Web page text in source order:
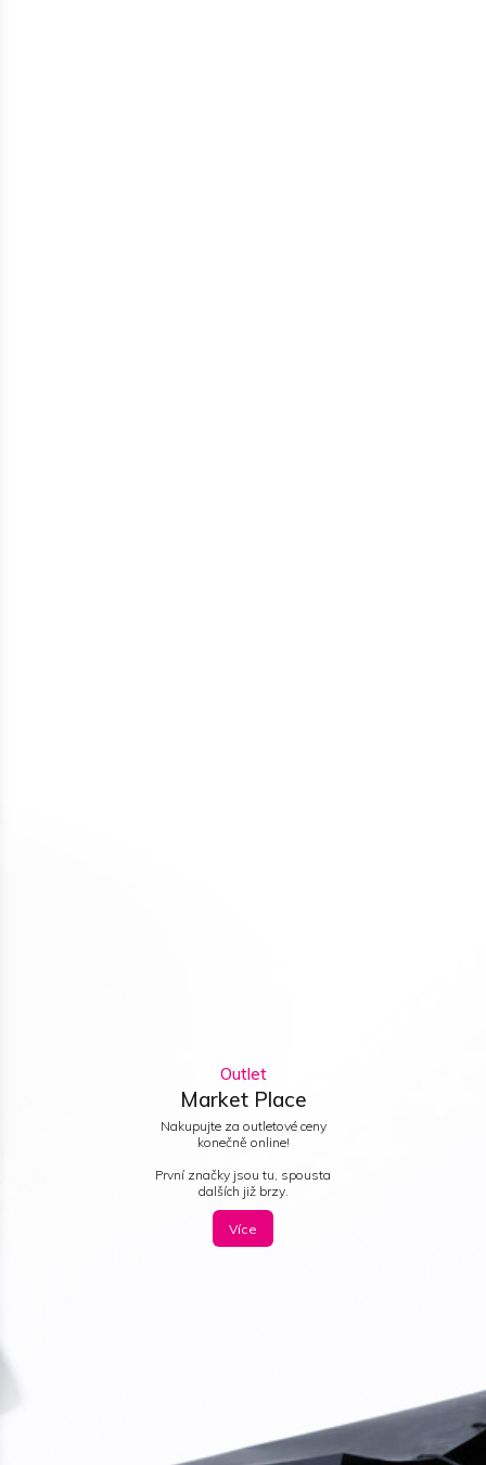
Outlet
Market Place
Nakupujte za outletové ceny
konečně online!
První značky jsou tu, spousta
dalších již brzy.
Více